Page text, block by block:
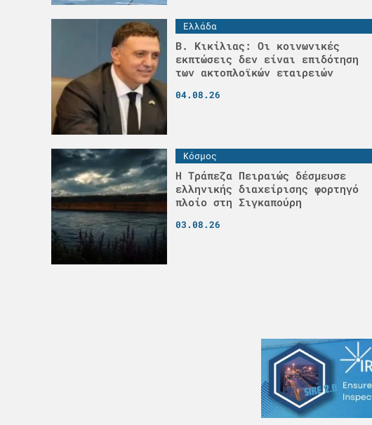
Ελλάδα
Β. Κικίλιας: Οι κοινωνικές
εκπτώσεις δεν είναι επιδότηση
των ακτοπλοϊκών εταιρειών
04.08.26
Κόσμος
Η Τράπεζα Πειραιώς δέσμευσε
ελληνικής διαχείρισης φορτηγό
πλοίο στη Σιγκαπούρη
03.08.26